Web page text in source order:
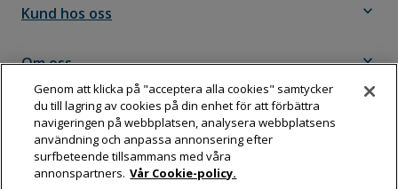
Kund hos oss expand_more
Om oss expand_more
Följ Dahl
Genom att klicka på "acceptera alla cookies" samtycker
du till lagring av cookies på din enhet för att förbättra
navigeringen på webbplatsen, analysera webbplatsens
användning och anpassa annonsering efter
surfbeteende tillsammans med våra
annonspartners. Vår Cookie-policy.